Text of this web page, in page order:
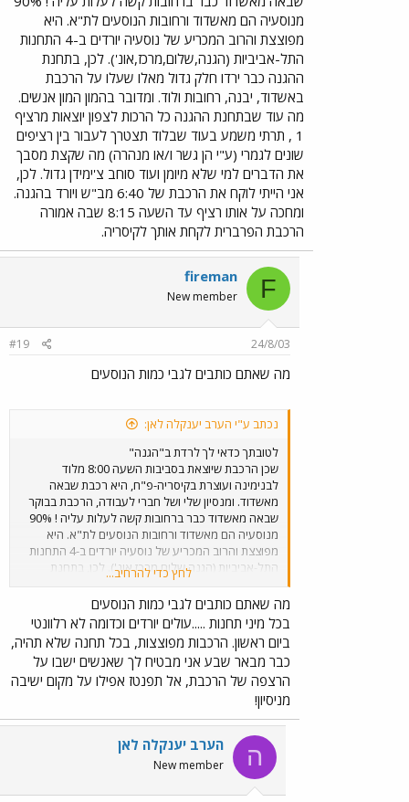
מנוסעיה הם מאשדוד ורחובות הנוסעים לת"א. היא
מפוצצת והרוב המכריע של נוסעיה יורדים ב-4 התחנות
התל-אביביות (הגנה,שלום,מרכז,אונ'). לכן, בתחנת
ההגנה כבר ירדו חלק גדול מאלו שעלו על הרכבת
באשדוד, יבנה, רחובות ולוד. ומדובר בהמון המון אנשים.
מה עוד שבתחנת ההגנה כל הרכות לצפון יוצאות מרציף
1 , תרתי משמע בעוד שבלוד תצטרך לעבור בין רציפים
שונים לגמרי (ע"י הן גשר ו/או מנהרה) מה שקצת מסבך
את הדברים למי שלא מיומן ועוד סוחב צ'ימידן גדול. לכן,
אני הייתי לוקח את הרכבת של 6:40 מב"ש ויורד בהגנה.
ומחכה על אותו רציף עד השעה 8:15 שבה אמורה
הרכבת הפרברית לקחת אותך לקיסריה.
F
fireman
New member
24/8/03
#19
מה שאתם כותבים לגבי כמות הנוסעים
נכתב ע"י הערב יענקלה לאן:
לטובתך כדאי לך לרדת ב"הגנה"
שכן הרכבת שיוצאת בסביבות השעה 8:00 מלוד
לבנימינה ועוצרת בקיסריה-פ"ח, היא רכבת שבאה
מאשדוד. ומנסיון שלי ושל חברי לעבודה, הרכבת בבוקר
שבאה מאשדוד כבר ברחובות קשה לעלות עליה ! 90%
מנוסעיה הם מאשדוד ורחובות הנוסעים לת"א. היא
מפוצצת והרוב המכריע של נוסעיה יורדים ב-4 התחנות
התל-אביביות (הגנה,שלום,מרכז,אונ'). לכן, בתחנת
ההגנה כבר ירדו חלק גדול מאלו שעלו על הרכבת
באשדוד, יבנה, רחובות ולוד. ומדובר בהמון המון אנשים.
מה עוד שבתחנת ההגנה כל הרכות לצפון יוצאות מרציף
1 , תרתי משמע בעוד שבלוד תצטרך לעבור בין רציפים
שונים לגמרי (ע"י הן גשר ו/או מנהרה) מה שקצת מסבך
את הדברים למי שלא מיומן ועוד סוחב צ'ימידן גדול. לכן,
אני הייתי לוקח את הרכבת של 6:40 מב"ש ויורד בהגנה.
הרכבת הפרברית לקחת אותך לקיסריה.
לחץ כדי להרחיב...
מה שאתם כותבים לגבי כמות הנוסעים
בכל מיני תחנות .....עולים יורדים וכדומה לא רלוונטי
ביום ראשון. הרכבות מפוצצות, בכל תחנה שלא תהיה,
כבר מבאר שבע אני מבטיח לך שאנשים ישבו על
הרצפה של הרכבת, אל תפנטז אפילו על מקום ישיבה
מניסיון!
ה הערב יענקלה לאן
New member